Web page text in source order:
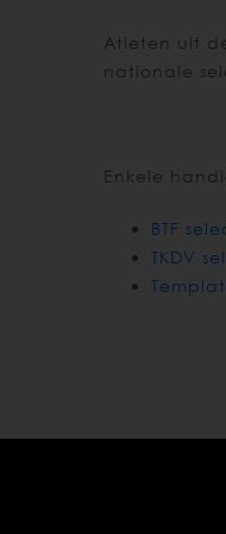
Atleten uit
nationale
Enkele
BTF
TKDV